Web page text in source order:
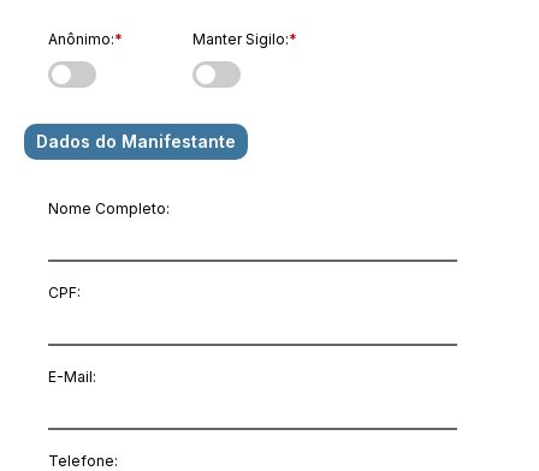
Anônimo:* Manter Sigilo:*
Dados do Manifestante
Nome Completo:
CPF:
E-Mail:
Telefone: